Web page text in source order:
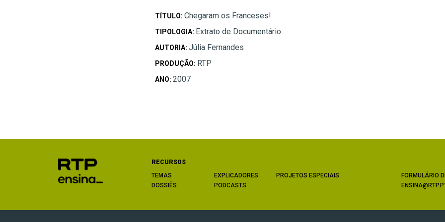
TÍTULO: Chegaram os Franceses!
TIPOLOGIA: Extrato de Documentário
AUTORIA: Júlia Fernandes
PRODUÇÃO: RTP
ANO: 2007
RECURSOS
TEMAS
DOSSIÊS
EXPLICADORES
PODCASTS
PROJETOS ESPECIAIS
FORMULÁRIO